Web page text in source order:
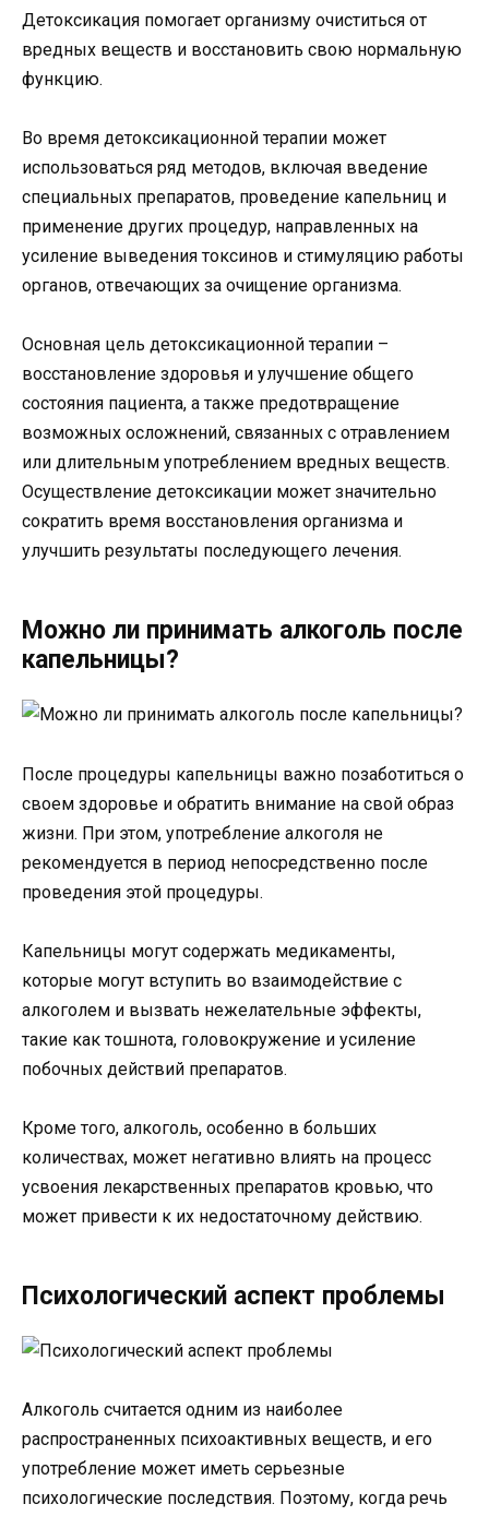
Детоксикация помогает организму очиститься от
вредных веществ и восстановить свою нормальную
функцию.
Во время детоксикационной терапии может
использоваться ряд методов, включая введение
специальных препаратов, проведение капельниц и
применение других процедур, направленных на
усиление выведения токсинов и стимуляцию работы
органов, отвечающих за очищение организма.
Основная цель детоксикационной терапии –
восстановление здоровья и улучшение общего
состояния пациента, а также предотвращение
возможных осложнений, связанных с отравлением
или длительным употреблением вредных веществ.
Осуществление детоксикации может значительно
сократить время восстановления организма и
улучшить результаты последующего лечения.
Можно ли принимать алкоголь после
капельницы?
После процедуры капельницы важно позаботиться о
своем здоровье и обратить внимание на свой образ
жизни. При этом, употребление алкоголя не
рекомендуется в период непосредственно после
проведения этой процедуры.
Капельницы могут содержать медикаменты,
которые могут вступить во взаимодействие с
алкоголем и вызвать нежелательные эффекты,
такие как тошнота, головокружение и усиление
побочных действий препаратов.
Кроме того, алкоголь, особенно в больших
количествах, может негативно влиять на процесс
усвоения лекарственных препаратов кровью, что
может привести к их недостаточному действию.
Психологический аспект проблемы
Алкоголь считается одним из наиболее
распространенных психоактивных веществ, и его
употребление может иметь серьезные
психологические последствия. Поэтому, когда речь